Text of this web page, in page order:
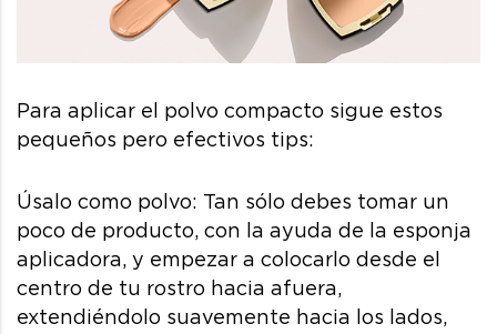
Para aplicar el polvo compacto sigue estos
pequeños pero efectivos tips:
Úsalo como polvo: Tan sólo debes tomar un
poco de producto, con la ayuda de la esponja
aplicadora, y empezar a colocarlo desde el
centro de tu rostro hacia afuera,
extendiéndolo suavemente hacia los lados,